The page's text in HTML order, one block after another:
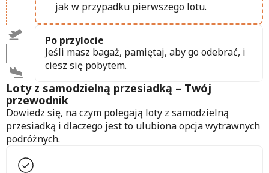
jak w przypadku pierwszego lotu.
Po przylocie
Jeśli masz bagaż, pamiętaj, aby go odebrać, i
ciesz się pobytem.
Loty z samodzielną przesiadką – Twój
przewodnik
Dowiedz się, na czym polegają loty z samodzielną
przesiadką i dlaczego jest to ulubiona opcja wytrawnych
podróżnych.